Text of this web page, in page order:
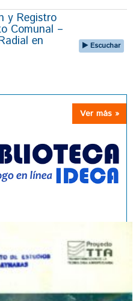
y Registro
Comunal –
en Escuchar
Ver más »